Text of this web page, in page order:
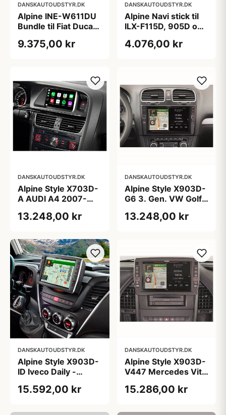
DANSKAUTOUDSTYR.DK
Alpine INE-W611DU
Bundle til Fiat Ducato
Peugeot Boxer 2
9.375,00 kr
DANSKAUTOUDSTYR.DK
Alpine Navi stick til
ILX-F115D, 905D og
4.076,00 kr
DANSKAUTOUDSTYR.DK
Alpine Style X703D-
A AUDI A4 2007-
- Multimedia
13.248,00 kr
DANSKAUTOUDSTYR.DK
Alpine Style X903D-
G6 3. Gen. VW Golf
Navigation
13.248,00 kr
DANSKAUTOUDSTYR.DK
Alpine Style X903D-
ID Iveco Daily -
Navigation
15.592,00 kr
DANSKAUTOUDSTYR.DK
Alpine Style X903D-
V447 Mercedes Vito
Navigation
15.286,00 kr